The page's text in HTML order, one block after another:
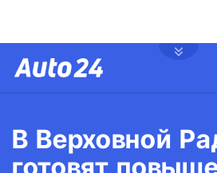
В Верховной